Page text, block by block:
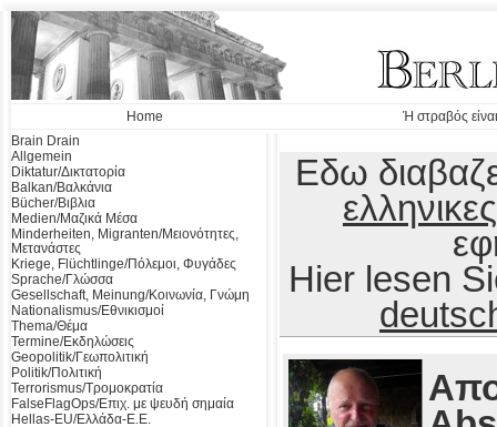
Home
Ή στραβός
Brain Drain
Allgemein
Diktatur/Δικτατορία
Balkan/Βαλκάνια
Bücher/Βιβλια
Medien/Μαζικά Μέσα
Minderheiten, Migranten/Μειονότητες,
Μετανάστες
Kriege, Flüchtlinge/Πόλεμοι, Φυγάδες
Sprache/Γλώσσα
Gesellschaft, Meinung/Κοινωνία, Γνώμη
Nationalismus/Εθνικισμοί
Thema/Θέμα
Termine/Εκδηλώσεις
Geopolitik/Γεωπολιτική
Politik/Πολιτική
Terrorismus/Τρομοκρατία
FalseFlagOps/Επιχ. με ψευδή σημαία
Hellas-EU/Ελλάδα-Ε.Ε.
Εδω
ελληνικες
Hier lesen